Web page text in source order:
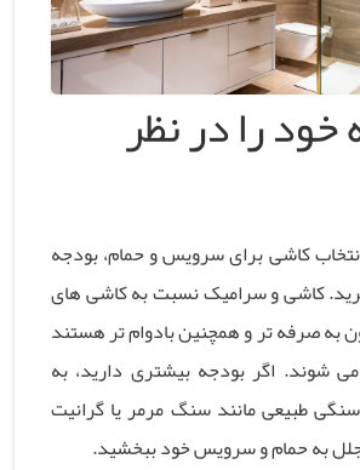
خود را در نظر
کاشی برای سرویس و حمام، بودجه
کاشی و سرامیک نسبت به کاشی های
به صرفه تر و همچنین بادوام تر هستند
شوند. اگر بودجه بیشتری دارید، به
طبیعی مانند سنگ مرمر یا گرانیت
به حمام و سرویس خود ببخشید.